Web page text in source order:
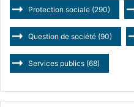
Protection sociale (290)
Question de société (90)
Services publics (68)